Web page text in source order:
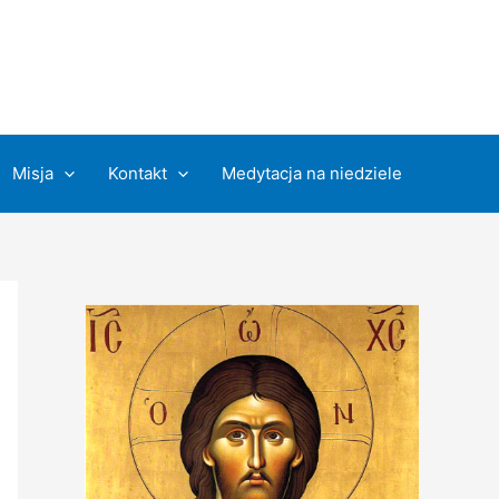
Misja Kontakt Medytacja na niedziele